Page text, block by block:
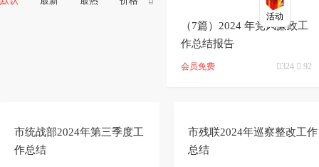
登
陆
文
检
测
文
写
神
智
能
校
ai
能
入
（7篇）2024 年党风廉政工
作总结报告
会员免费 324  92
市统战部2024年第三季度工
作总结
市残联2024年巡察整改工作
总结
活动